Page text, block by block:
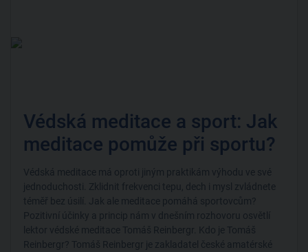
Védská meditace a sport: Jak
meditace pomůže při sportu?
Védská meditace má oproti jiným praktikám výhodu ve své
jednoduchosti. Zklidnit frekvenci tepu, dech i mysl zvládnete
téměř bez úsilí. Jak ale meditace pomáhá sportovcům?
Pozitivní účinky a princip nám v dnešním rozhovoru osvětlí
lektor védské meditace Tomáš Reinbergr. Kdo je Tomáš
Reinbergr? Tomáš Reinbergr je zakladatel české amatérské